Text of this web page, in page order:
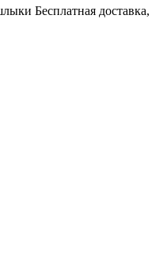
Бесплатная доставка,